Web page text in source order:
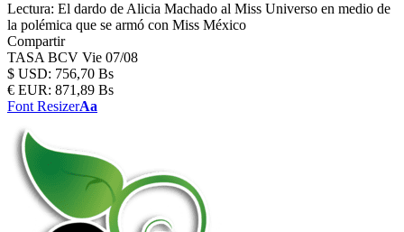
Lectura: El dardo de Alicia Machado al Miss Universo en medio de
la polémica que se armó con Miss México
Compartir
TASA BCV Vie 07/08
$ USD: 756,70 Bs
€ EUR: 871,89 Bs
Font ResizerAa